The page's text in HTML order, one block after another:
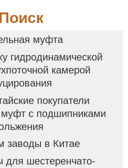
Поиск
муфта
гидродинамической
камерой
покупатели
с подшипниками
заводы в Китае
для шестеренчато-